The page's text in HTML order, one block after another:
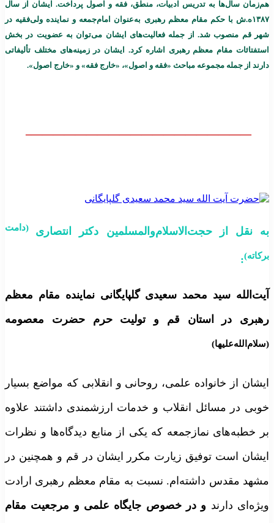
هم‌زمان سال‌ها به تدریس ادبیات، منطق، فقه و اصول پرداخت. ایشان از سال
۱۳۸۷ه.ش با حکم مقام معظم رهبری به‌عنوان امام‌جمعه و نماینده ولی‌فقیه در
شهر قم منصوب شد. از جمله فعالیت‌های ایشان می‌توان به عضویت در بخش
استفتائات مقام معظم رهبری اشاره کرد. ایشان در زمینه‌های مختلف تألیفاتی
دارند از جمله مجموعه مباحث «فقه و اصول»، «خارج فقه» و «خارج اصول».
————————————————————–
به نقل از حجت‌الاسلام‌والمسلمین دکتر انتصاری (دامت
برکاته):
آیت‌الله سید محمد سعیدی گلپایگانی نماینده مقام معظم
رهبری در استان قم و تولیت حرم حضرت معصومه
(سلام‌الله‌علیها)
ایشان از خانواده علمی، روحانی و انقلابی که مواضع بسیار
خوبی در مسائل انقلاب و خدمات ارزشمندی داشتند علاوه
بر خطبه‌های نمازجمعه که یکی از منابع دیدگاه‌ها و نظرات
ایشان است توفیق زیارت مکرر ایشان در قم و همچنین در
مشهد مقدس داشته‌ام. نسبت به مقام معظم رهبری ارادت
ویژه‌ای دارند و در خصوص جایگاه علمی و مرجعیت مقام